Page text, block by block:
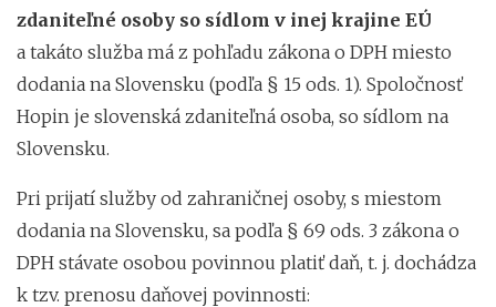
zdaniteľné osoby so sídlom v inej krajine EÚ
a takáto služba má z pohľadu zákona o DPH miesto
dodania na Slovensku (podľa § 15 ods. 1). Spoločnosť
Hopin je slovenská zdaniteľná osoba, so sídlom na
Slovensku.
Pri prijatí služby od zahraničnej osoby, s miestom
dodania na Slovensku, sa podľa § 69 ods. 3 zákona o
DPH stávate osobou povinnou platiť daň, t. j. dochádza
k tzv. prenosu daňovej povinnosti: